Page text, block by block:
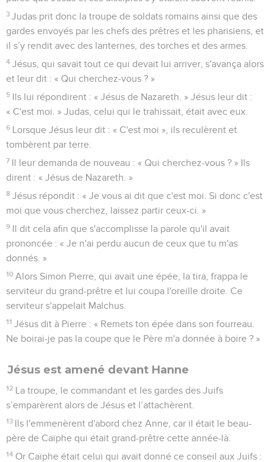
3 Judas prit donc la troupe de soldats romains ainsi que des
gardes envoyés par les chefs des prêtres et les pharisiens, et
il s’y rendit avec des lanternes, des torches et des armes.
4 Jésus, qui savait tout ce qui devait lui arriver, s'avança alors
et leur dit : « Qui cherchez-vous ? »
5 Ils lui répondirent : « Jésus de Nazareth. » Jésus leur dit :
« C'est moi. » Judas, celui qui le trahissait, était avec eux.
6 Lorsque Jésus leur dit : « C'est moi », ils reculèrent et
tombèrent par terre.
7 Il leur demanda de nouveau : « Qui cherchez-vous ? » Ils
dirent : « Jésus de Nazareth. »
8 Jésus répondit : « Je vous ai dit que c'est moi. Si donc c'est
moi que vous cherchez, laissez partir ceux-ci. »
9 Il dit cela afin que s'accomplisse la parole qu'il avait
prononcée : « Je n'ai perdu aucun de ceux que tu m'as
donnés. »
10 Alors Simon Pierre, qui avait une épée, la tira, frappa le
serviteur du grand-prêtre et lui coupa l'oreille droite. Ce
serviteur s'appelait Malchus.
11 Jésus dit à Pierre : « Remets ton épée dans son fourreau.
Ne boirai-je pas la coupe que le Père m'a donnée à boire ? »
Jésus est amené devant Hanne
12 La troupe, le commandant et les gardes des Juifs
s’emparèrent alors de Jésus et l’attachèrent.
13 Ils l'emmenèrent d'abord chez Anne, car il était le beau-
père de Caïphe qui était grand-prêtre cette année-là.
14 Or Caïphe était celui qui avait donné ce conseil aux Juifs :